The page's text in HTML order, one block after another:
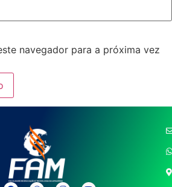
navegador para a próxima vez